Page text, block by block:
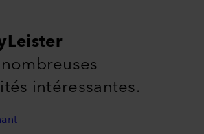
intéressantes.